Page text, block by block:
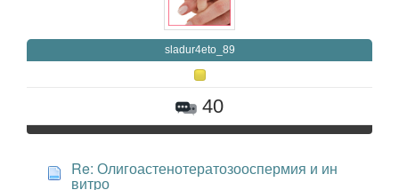
sladur4eto_89
40
Re: Олигоастенотератозооспермия и ин
витро